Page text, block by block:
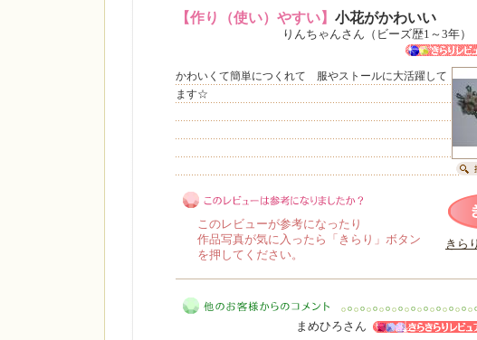
【作り（使い）やすい】 小花がかわいい
りんちゃんさん（ビーズ歴1～3年
かわいくて簡単につくれて 服やストールに大活躍して
ます☆
このレビューは参考になりましたか？
このレビューが参考になったり
作品写真が気に入ったら「きらり」ボタン
を押してください。
きら
まめひろさん